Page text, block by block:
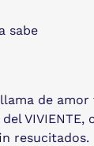
sabe
llama de
resucitados.